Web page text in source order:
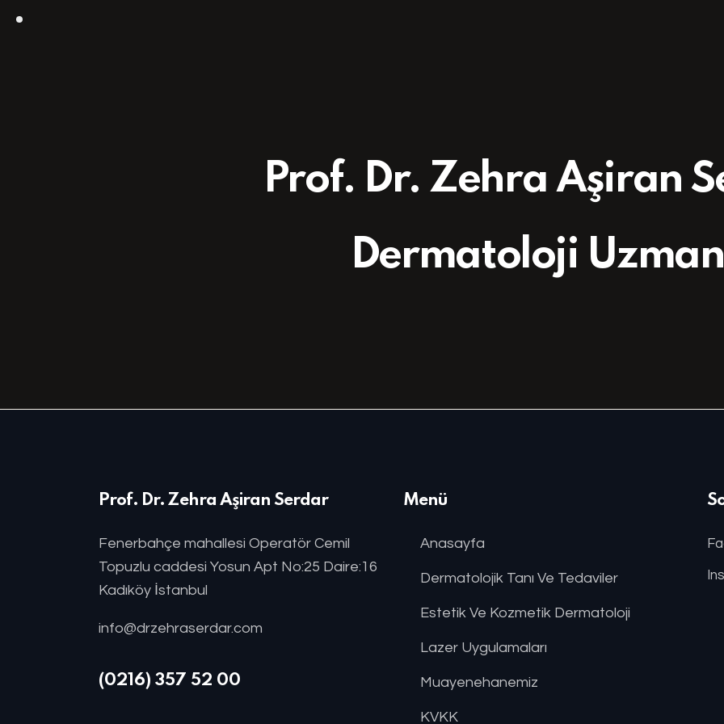
Prof. Dr. Zehra Aşiran
Dermatoloji
Prof. Dr. Zehra Aşiran Serdar
Fenerbahçe mahallesi Operatör Cemil
Topuzlu caddesi Yosun Apt No:25 Daire:16
Kadıköy İstanbul
info@drzehraserdar.com
(0216) 357 52 00
Menü
Anasayfa
Dermatolojik Tanı Ve Tedaviler
Estetik Ve Kozmetik Dermatoloji
Lazer Uygulamaları
Muayenehanemiz
KVKK